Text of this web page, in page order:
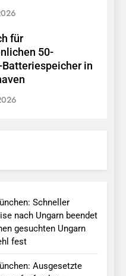
für
50-
in
Schneller
nach Ungarn beendet
gesuchten Ungarn
fest
Ausgesetzte